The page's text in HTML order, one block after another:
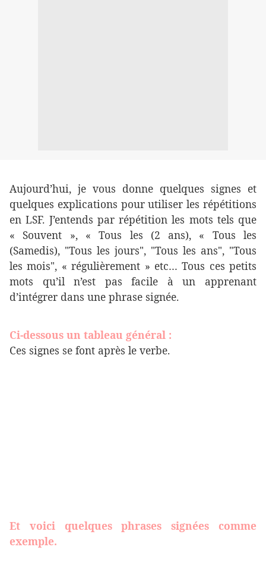
Aujourd’hui, je vous donne quelques signes et
quelques explications pour utiliser les répétitions
en LSF. J’entends par répétition les mots tels que
« Souvent », « Tous les (2 ans), « Tous les
(Samedis), "Tous les jours", "Tous les ans", "Tous
les mois", « régulièrement » etc… Tous ces petits
mots qu’il n’est pas facile à un apprenant
d’intégrer dans une phrase signée.
Ci-dessous un tableau général :
Ces signes se font après le verbe.
Et voici quelques phrases signées comme
exemple.